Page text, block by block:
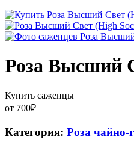
Роза Высший
Купить саженцы
от 700₽
Категория: Роза чайно-